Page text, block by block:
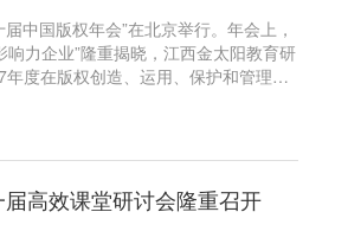
中国版权年会”在北京举行。年会上，
响力企业”隆重揭晓，江西金太阳教育研
度在版权创造、运用、保护和管理等
高效课堂研讨会隆重召开